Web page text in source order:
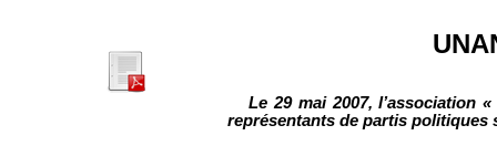
Le 29 mai 2007, l’association
représentants de partis politiques